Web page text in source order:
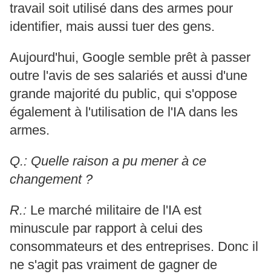
travail soit utilisé dans des armes pour
identifier, mais aussi tuer des gens.
Aujourd'hui, Google semble prêt à passer
outre l'avis de ses salariés et aussi d'une
grande majorité du public, qui s'oppose
également à l'utilisation de l'IA dans les
armes.
Q.: Quelle raison a pu mener à ce
changement ?
R.: Le marché militaire de l'IA est
minuscule par rapport à celui des
consommateurs et des entreprises. Donc il
ne s'agit pas vraiment de gagner de